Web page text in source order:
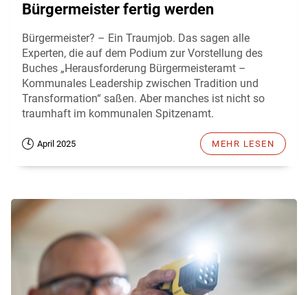
Bürgermeister fertig werden
Bürgermeister? – Ein Traumjob. Das sagen alle
Experten, die auf dem Podium zur Vorstellung des
Buches „Herausforderung Bürgermeisteramt –
Kommunales Leadership zwischen Tradition und
Transformation“ saßen. Aber manches ist nicht so
traumhaft im kommunalen Spitzenamt.
April 2025 MEHR LESEN